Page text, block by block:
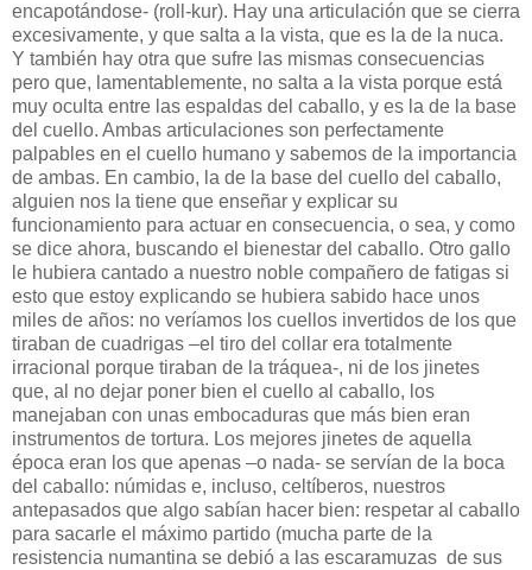
encapotándose- (roll-kur). Hay una articulación que se cierra
excesivamente, y que salta a la vista, que es la de la nuca.
Y también hay otra que sufre las mismas consecuencias
pero que, lamentablemente, no salta a la vista porque está
muy oculta entre las espaldas del caballo, y es la de la base
del cuello. Ambas articulaciones son perfectamente
palpables en el cuello humano y sabemos de la importancia
de ambas. En cambio, la de la base del cuello del caballo,
alguien nos la tiene que enseñar y explicar su
funcionamiento para actuar en consecuencia, o sea, y como
se dice ahora, buscando el bienestar del caballo. Otro gallo
le hubiera cantado a nuestro noble compañero de fatigas si
esto que estoy explicando se hubiera sabido hace unos
miles de años: no veríamos los cuellos invertidos de los que
tiraban de cuadrigas –el tiro del collar era totalmente
irracional porque tiraban de la tráquea-, ni de los jinetes
que, al no dejar poner bien el cuello al caballo, los
manejaban con unas embocaduras que más bien eran
instrumentos de tortura. Los mejores jinetes de aquella
época eran los que apenas –o nada- se servían de la boca
del caballo: númidas e, incluso, celtíberos, nuestros
antepasados que algo sabían hacer bien: respetar al caballo
para sacarle el máximo partido (mucha parte de la
resistencia numantina se debió a las escaramuzas de sus